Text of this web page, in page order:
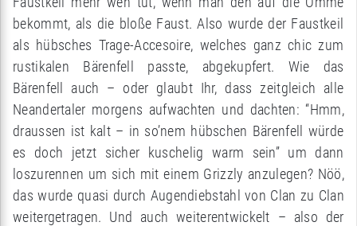
bekommt, als die bloße Faust. Also wurde der Faustkeil
als hübsches Trage-Accesoire, welches ganz chic zum
rustikalen Bärenfell passte, abgekupfert. Wie das
Bärenfell auch – oder glaubt Ihr, dass zeitgleich alle
Neandertaler morgens aufwachten und dachten: “Hmm,
draussen ist kalt – in so’nem hübschen Bärenfell würde
es doch jetzt sicher kuschelig warm sein” um dann
loszurennen um sich mit einem Grizzly anzulegen? Nöö,
das wurde quasi durch Augendiebstahl von Clan zu Clan
weitergetragen. Und auch weiterentwickelt – also der